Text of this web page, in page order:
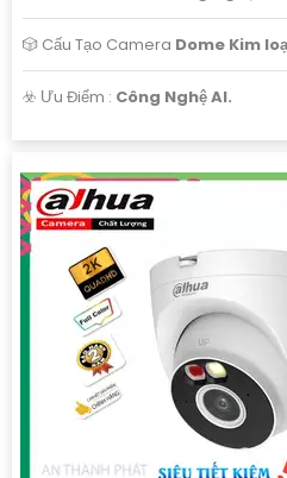
🎲 Cấu Tạo Camera Dome Kim
️☣️ Ưu Điểm : Công Nghệ AI.